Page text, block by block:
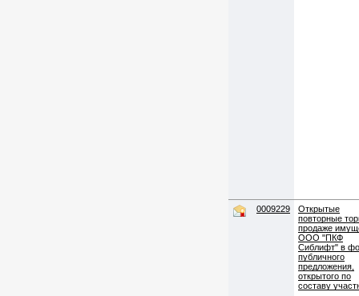
0009229
Открытые
повторные
продаже
ООО "ПКФ
Сиблифт" в
публичного
предложения,
открытого по
составу